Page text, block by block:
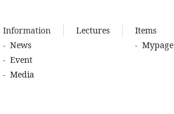
Information
News
Event
Media
Lectures
Items
Mypage